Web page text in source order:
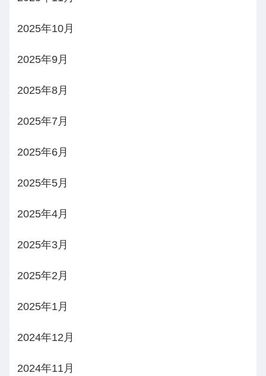
2025年10月
2025年9月
2025年8月
2025年7月
2025年6月
2025年5月
2025年4月
2025年3月
2025年2月
2025年1月
2024年12月
2024年11月